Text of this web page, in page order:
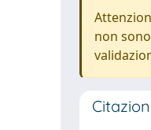
non